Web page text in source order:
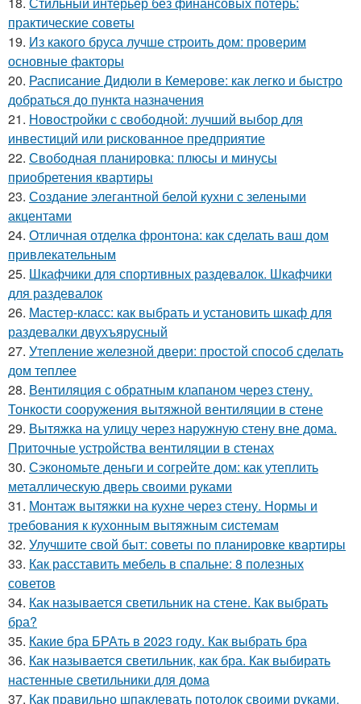
практические советы
19. Из какого бруса лучше строить дом: проверим
основные факторы
20. Расписание Дидюли в Кемерове: как легко и быстро
добраться до пункта назначения
21. Новостройки с свободной: лучший выбор для
инвестиций или рискованное предприятие
22. Свободная планировка: плюсы и минусы
приобретения квартиры
23. Создание элегантной белой кухни с зелеными
акцентами
24. Отличная отделка фронтона: как сделать ваш дом
привлекательным
25. Шкафчики для спортивных раздевалок. Шкафчики
для раздевалок
26. Мастер-класс: как выбрать и установить шкаф для
раздевалки двухъярусный
27. Утепление железной двери: простой способ сделать
дом теплее
28. Вентиляция с обратным клапаном через стену.
Тонкости сооружения вытяжной вентиляции в стене
29. Вытяжка на улицу через наружную стену вне дома.
Приточные устройства вентиляции в стенах
30. Сэкономьте деньги и согрейте дом: как утеплить
металлическую дверь своими руками
31. Монтаж вытяжки на кухне через стену. Нормы и
требования к кухонным вытяжным системам
32. Улучшите свой быт: советы по планировке квартиры
33. Как расставить мебель в спальне: 8 полезных
советов
34. Как называется светильник на стене. Как выбрать
бра?
35. Какие бра БРАть в 2023 году. Как выбрать бра
36. Как называется светильник, как бра. Как выбирать
настенные светильники для дома
37. Как правильно шпаклевать потолок своими руками.